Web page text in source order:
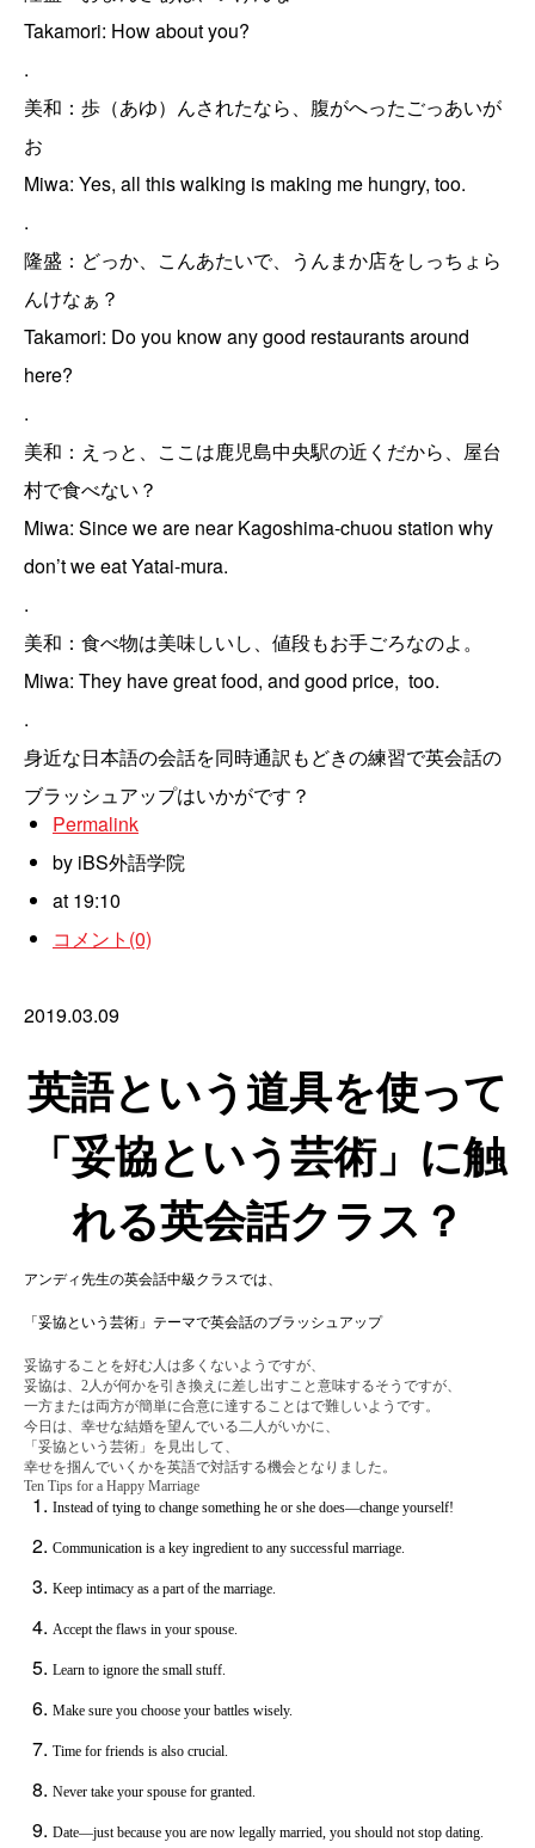
Takamori: How about you?
.
美和：歩（あゆ）んされたなら、腹がへったごっあいが
お
Miwa: Yes, all this walking is making me hungry, too.
.
隆盛：どっか、こんあたいで、うんまか店をしっちょら
んけなぁ？
Takamori: Do you know any good restaurants around
here?
.
美和：えっと、ここは鹿児島中央駅の近くだから、屋台
村で食べない？
Miwa: Since we are near Kagoshima-chuou station why
don’t we eat Yatai-mura.
.
美和：食べ物は美味しいし、値段もお手ごろなのよ。
Miwa: They have great food, and good price, too.
.
身近な日本語の会話を同時通訳もどきの練習で英会話の
ブラッシュアップはいかがです？
Permalink
by iBS外語学院
at 19:10
コメント(0)
2019.03.09
英語という道具を使って
「妥協という芸術」に触
れる英会話クラス？
アンディ先生の英会話中級クラスでは、
「妥協という芸術」テーマで英会話のブラッシュアップ
妥協することを好む人は多くないようですが、
妥協は、2人が何かを引き換えに差し出すこと意味するそうですが、
一方または両方が簡単に合意に達することはで難しいようです。
今日は、幸せな結婚を望んでいる二人がいかに、
「妥協という芸術」を見出して、
幸せを掴んでいくかを英語で対話する機会となりました。
Ten Tips for a Happy Marriage
Instead of tying to change something he or she does―change yourself!
Communication is a key ingredient to any successful marriage.
Keep intimacy as a part of the marriage.
Accept the flaws in your spouse.
Learn to ignore the small stuff.
Make sure you choose your battles wisely.
Time for friends is also crucial.
Never take your spouse for granted.
Date―just because you are now legally married, you should not stop dating.